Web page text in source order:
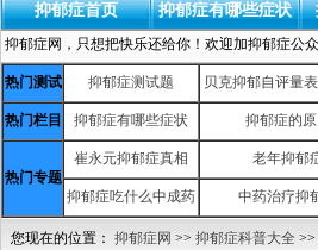
抑郁症首页 抑郁症有哪些症状
抑郁症网，只想把快乐还给你！欢迎加抑郁症公
热门测试 抑郁症测试题 贝克抑郁自评量表
热门栏目 抑郁症有哪些症状 抑郁症的原
热门专题
崔永元抑郁症真相 老年抑郁
抑郁症吃什么中成药 中药治疗抑
您现在的位置： 抑郁症网 >> 抑郁症科普大全 >>